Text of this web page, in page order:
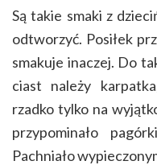
Są takie smaki z
odtworzyć. Posiłek
smakuje inaczej. Do
ciast należy
rzadko tylko na
przypominało
Pachniało